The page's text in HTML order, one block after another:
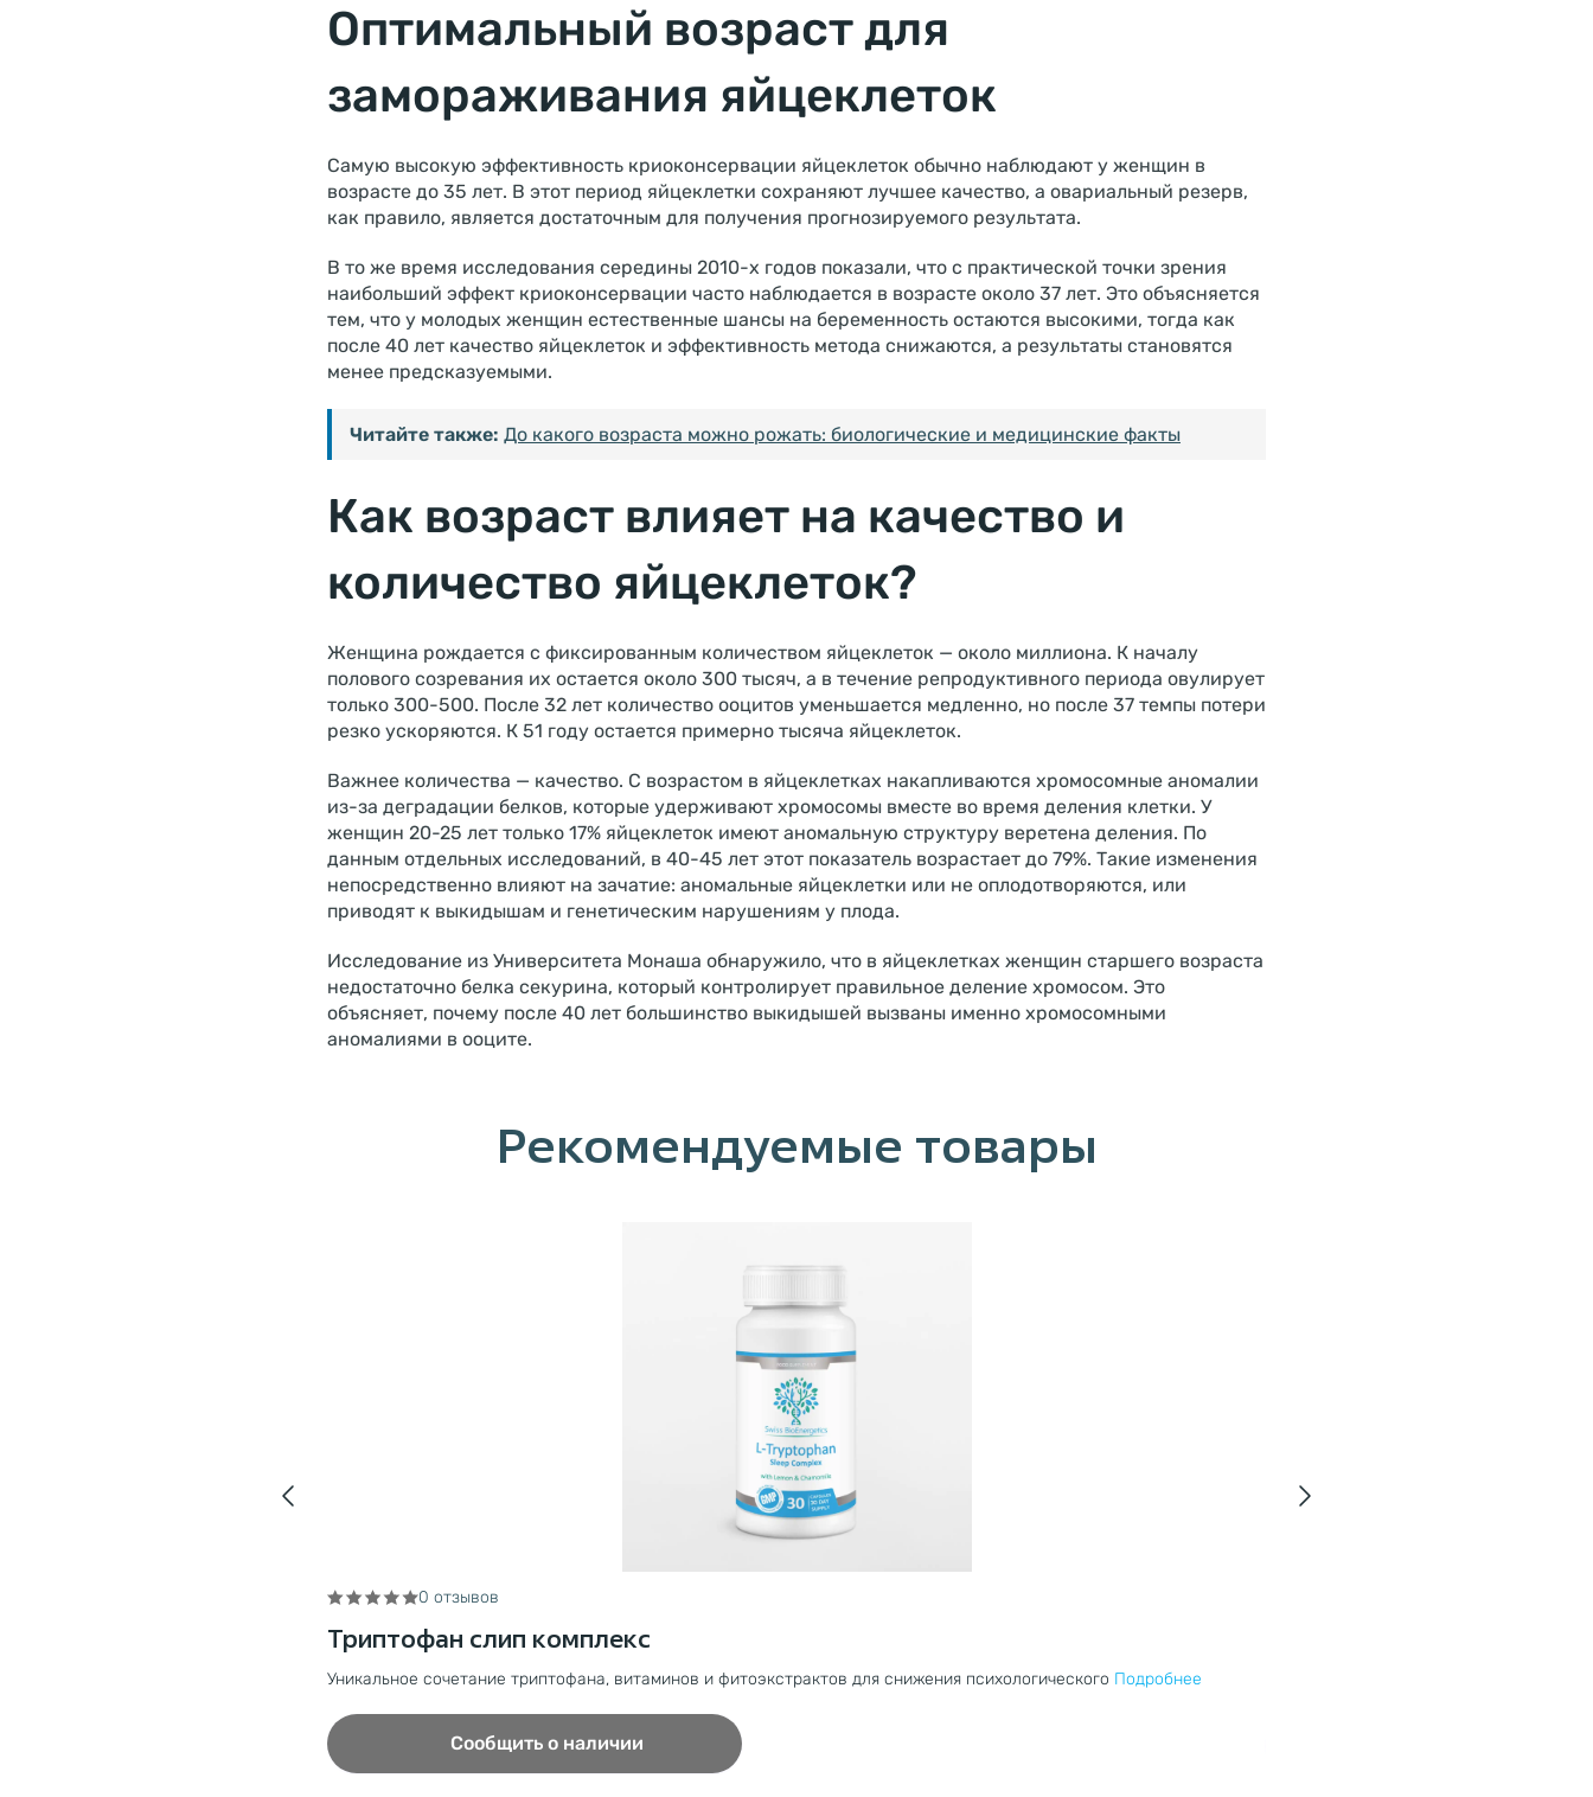
Оптимальный возраст для
замораживания яйцеклеток
Самую высокую эффективность криоконсервации яйцеклеток обычно наблюдают у женщин в
возрасте до 35 лет. В этот период яйцеклетки сохраняют лучшее качество, а овариальный резерв,
как правило, является достаточным для получения прогнозируемого результата.
В то же время исследования середины 2010-х годов показали, что с практической точки зрения
наибольший эффект криоконсервации часто наблюдается в возрасте около 37 лет. Это объясняется
тем, что у молодых женщин естественные шансы на беременность остаются высокими, тогда как
после 40 лет качество яйцеклеток и эффективность метода снижаются, а результаты становятся
менее предсказуемыми.
Читайте также: До какого возраста можно рожать: биологические и медицинские факты
Как возраст влияет на качество и
количество яйцеклеток?
Женщина рождается с фиксированным количеством яйцеклеток — около миллиона. К началу
полового созревания их остается около 300 тысяч, а в течение репродуктивного периода овулирует
только 300-500. После 32 лет количество ооцитов уменьшается медленно, но после 37 темпы потери
резко ускоряются. К 51 году остается примерно тысяча яйцеклеток.
Важнее количества — качество. С возрастом в яйцеклетках накапливаются хромосомные аномалии
из-за деградации белков, которые удерживают хромосомы вместе во время деления клетки. У
женщин 20-25 лет только 17% яйцеклеток имеют аномальную структуру веретена деления. По
данным отдельных исследований, в 40-45 лет этот показатель возрастает до 79%. Такие изменения
непосредственно влияют на зачатие: аномальные яйцеклетки или не оплодотворяются, или
приводят к выкидышам и генетическим нарушениям у плода.
Исследование из Университета Монаша обнаружило, что в яйцеклетках женщин старшего возраста
недостаточно белка секурина, который контролирует правильное деление хромосом. Это
объясняет, почему после 40 лет большинство выкидышей вызваны именно хромосомными
аномалиями в ооците.
Рекомендуемые товары
0 отзывов
Триптофан слип комплекс
Уникальное сочетание триптофана, витаминов и фитоэкстрактов для снижения психологического Подробнее
Сообщить о наличии